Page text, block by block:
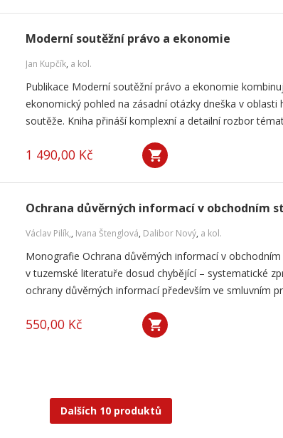
Moderní soutěžní právo a ekonomie
Jan Kupčík, a kol.
Publikace Moderní soutěžní právo a ekonomie
ekonomický pohled na zásadní otázky dneška v oblasti
soutěže. Kniha přináší komplexní a detailní rozbor
1 490,00 Kč
Ochrana důvěrných informací v obchodním
Václav Pilík,, Ivana Štenglová, Dalibor Nový, a kol.
Monografie Ochrana důvěrných informací v obchodním
v tuzemské literatuře dosud chybějící – systematické
ochrany důvěrných informací především ve smluvním
550,00 Kč
Dalších 10 produktů